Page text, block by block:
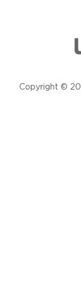
Copyright ©